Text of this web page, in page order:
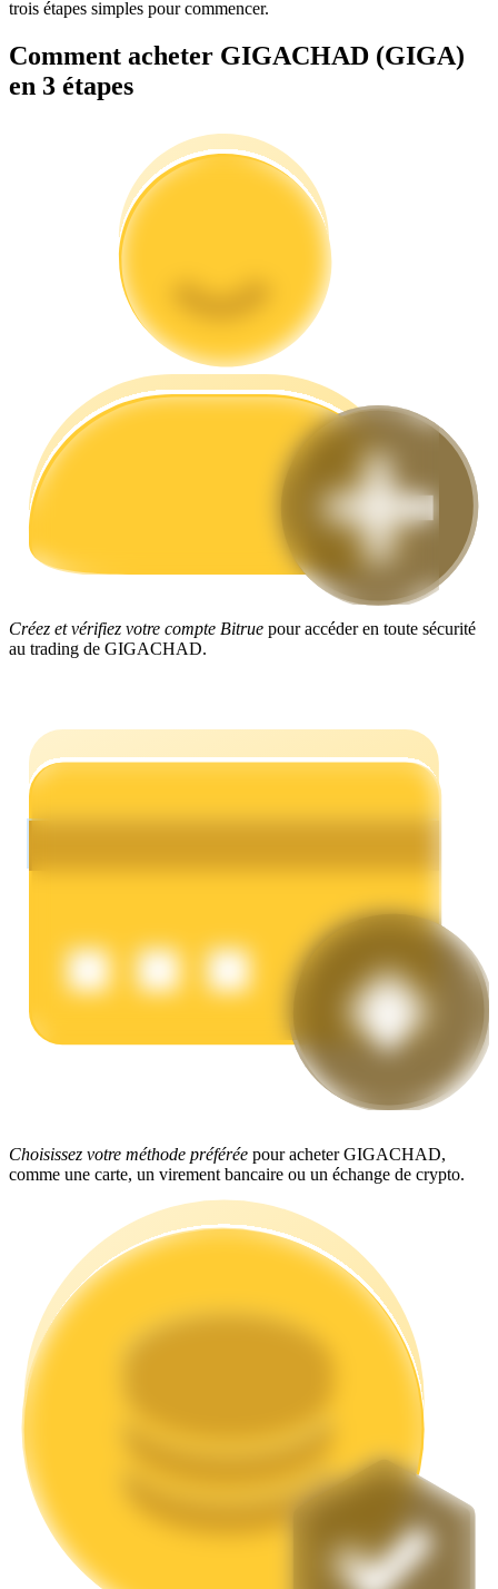
Guide de démarrage des contrats à terme
Cochon de puissance
Gagnez quotidiennement des récompenses compétitives
Des rendements élevés et un accès instantané
trois étapes simples pour commencer.
Comment acheter GIGACHAD (GIGA)
en 3 étapes
Créez et vérifiez votre compte Bitrue pour accéder en toute sécurité
au trading de GIGACHAD.
Choisissez votre méthode préférée pour acheter GIGACHAD,
comme une carte, un virement bancaire ou un échange de crypto.